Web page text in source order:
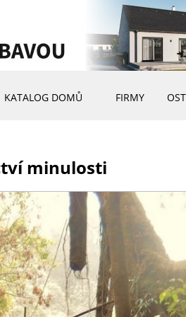
KATALOG DOMŮ FIRMY
minulosti